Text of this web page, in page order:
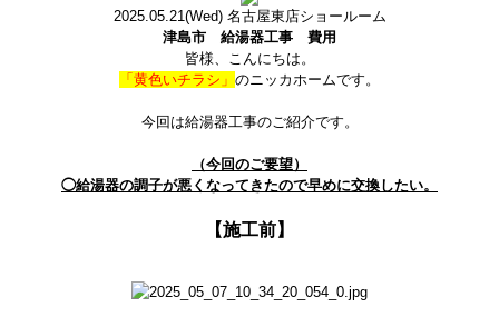
2025.05.21(Wed)名古屋東店ショールーム
津島市 給湯器工事 費用
皆様、こんにちは。
「黄色いチラシ」 のニッカホームです。
今回は給湯器工事のご紹介です。
（今回のご要望）
◯給湯器の調子が悪くなってきたので早めに交換したい。
【施工前】